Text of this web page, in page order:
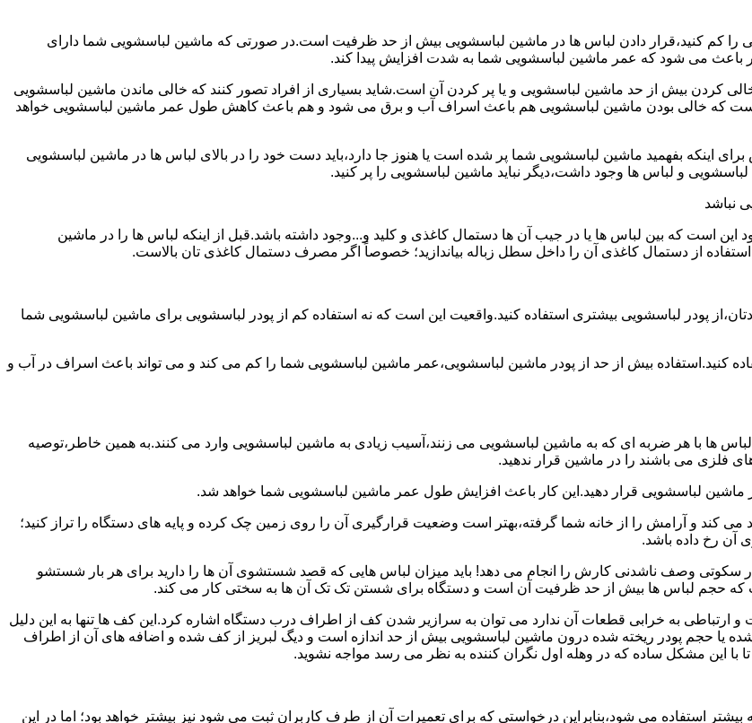
را کم کنید،قرار دادن لباس ها در ماشین لباسشویی بیش از حد ظرفیت است.در صورتی که ماشین لباسشویی شما دارای
بیش از حد ماشین لباسشویی و یا پر کردن آن است.شاید بسیاری از افراد تصور کنند که خالی ماندن ماشین لباسشویی
که خالی بودن ماشین لباسشویی هم باعث اسراف آب و برق می شود و هم باعث کاهش طول عمر ماشین لباسشویی خواهد
بفهمید ماشین لباسشویی شما پر شده است یا هنوز جا دارد،باید دست خود را در بالای لباس ها در ماشین لباسشویی
نباشد
که بین لباس ها یا در جیب آن ها دستمال کاغذی و کلید و...وجود داشته باشد.قبل از اینکه لباس ها را در ماشین
از دستمال کاغذی آن را داخل سطل زباله بیاندازید؛ خصوصاً اگر مصرف دستمال کاغذی تان بالاست.
پودر لباسشویی بیشتری استفاده کنید.واقعیت این است که نه استفاده کم از پودر لباسشویی برای ماشین لباسشویی شما
کنید.استفاده بیش از حد از پودر ماشین لباسشویی،عمر ماشین لباسشویی شما را کم می کند و می تواند باعث اسراف در آب و
ها با هر ضربه ای که به ماشین لباسشویی می زنند،آسیب زیادی به ماشین لباسشویی وارد می کنند.به همین خاطر،توصیه
فلزی می باشند را در ماشین قرار ندهید.
لباسشویی قرار دهید.این کار باعث افزایش طول عمر ماشین لباسشویی شما خواهد شد.
کند و آرامش را از خانه شما گرفته،بهتر است وضعیت قرارگیری آن را روی زمین چک کرده و پایه های دستگاه را تراز کنید؛
آن رخ داده باشد.
سکوتی وصف ناشدنی کارش را انجام می دهد! باید میزان لباس هایی که قصد شستشوی آن ها را دارید برای هر بار شستشو
که حجم لباس ها بیش از حد ظرفیت آن است و دستگاه برای شستن تک تک آن ها به سختی کار می کند.
و ارتباطی به خرابی قطعات آن ندارد می توان به سرازیر شدن کف از اطراف درب دستگاه اشاره کرد.این کف ها تنها به این دلیل
یا حجم پودر ریخته شده درون ماشین لباسشویی بیش از حد اندازه است و دیگ لبریز از کف شده و اضافه های آن از اطراف
با این مشکل ساده که در وهله اول نگران کننده به نظر می رسد مواجه نشوید.
استفاده می شود،بنابراین درخواستی که برای تعمیرات آن از طرف کاربران ثبت می شود نیز بیشتر خواهد بود؛ اما در این